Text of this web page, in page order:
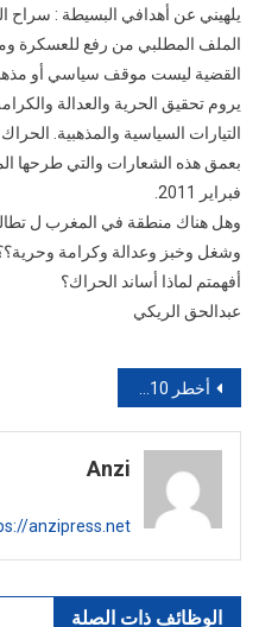
يلهيني عن أهدافي البسيطة : سراح
الملف المطلبي من رفع للعسكرة
القضية ليست موقف سياسي أو
يروم تحقيق الحرية والعدالة
التيارات السياسية والمذهبية.
فبراير 2011.
وهل هناك منطقة في المغرب ل
وشغل وخبز وعدالة وكرامة
أفهمتم لماذا أساند الحراك؟
عبدالحق الريكي
تصفّح
المقالات
أخطر 10 سكك حديدية للقطارات , لم تراها من قبل , ولن تصدق أنها موجودة..!!
Anzi
anzipress.net/
الوظائف ذات الصلة